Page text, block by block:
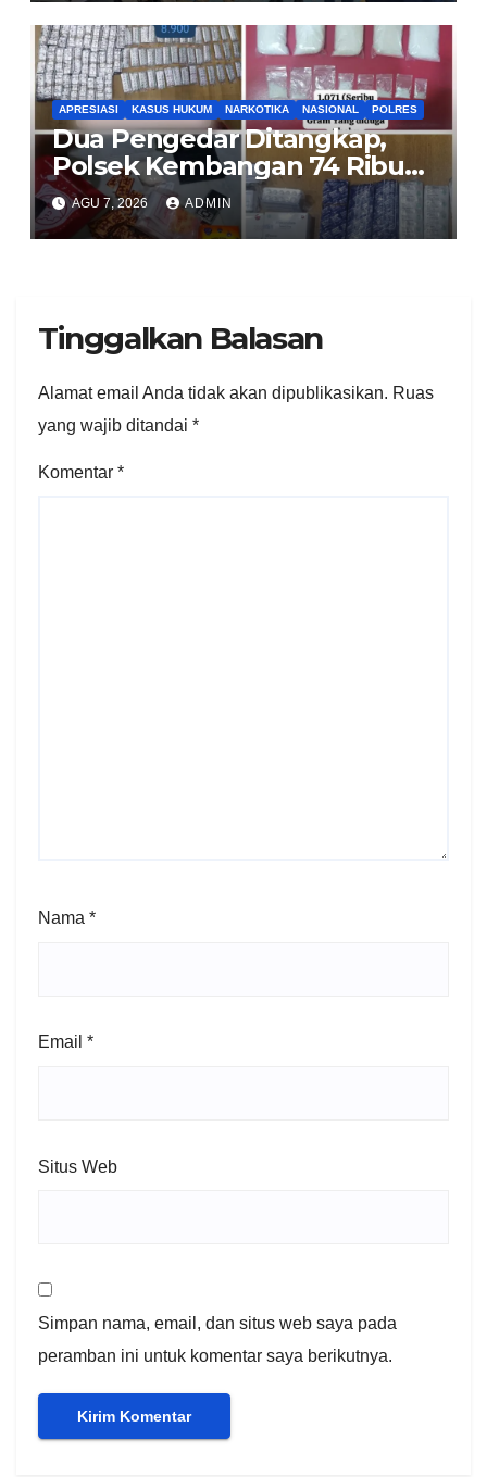
APRESIASI KASUS HUKUM NARKOTIKA NASIONAL POLRES
Dua Pengedar Ditangkap,
Polsek Kembangan 74 Ribu
Obat Keras, Sabu Hingga
Puluhan Vape Etomidate
Diamankan
AGU 7, 2026 ADMIN
Tinggalkan Balasan
Alamat email Anda tidak akan dipublikasikan. Ruas
yang wajib ditandai *
Komentar *
Nama *
Email *
Situs Web
Simpan nama, email, dan situs web saya pada
peramban ini untuk komentar saya berikutnya.